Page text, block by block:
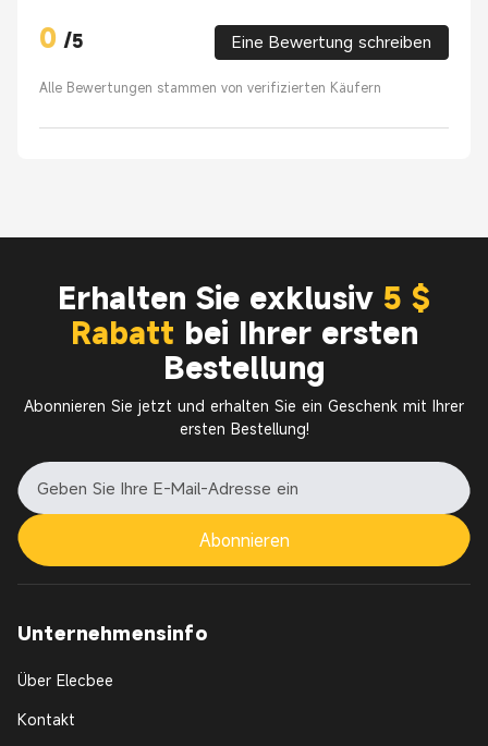
0 /5 Eine Bewertung schreiben
Alle Bewertungen stammen von verifizierten Käufern
Erhalten Sie exklusiv 5 $
Rabatt bei Ihrer ersten
Bestellung
Abonnieren Sie jetzt und erhalten Sie ein Geschenk mit Ihrer
ersten Bestellung!
Abonnieren
Unternehmensinfo
Über Elecbee
Kontakt